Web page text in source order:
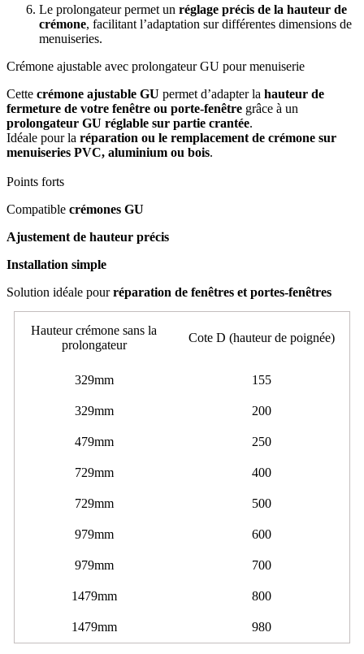
Le prolongateur permet un réglage précis de la hauteur de
crémone, facilitant l’adaptation sur différentes dimensions de
menuiseries.
Crémone ajustable avec prolongateur GU pour menuiserie
Cette crémone ajustable GU permet d’adapter la hauteur de
fermeture de votre fenêtre ou porte-fenêtre grâce à un
prolongateur GU réglable sur partie crantée.
Idéale pour la réparation ou le remplacement de crémone sur
menuiseries PVC, aluminium ou bois.
Points forts
Compatible crémones GU
Ajustement de hauteur précis
Installation simple
Solution idéale pourréparation de fenêtres et portes-fenêtres
Hauteur crémone sans la
prolongateur
Cote D (hauteur de poignée)
329mm 155
329mm 200
479mm 250
729mm 400
729mm 500
979mm 600
979mm 700
1479mm 800
1479mm 980